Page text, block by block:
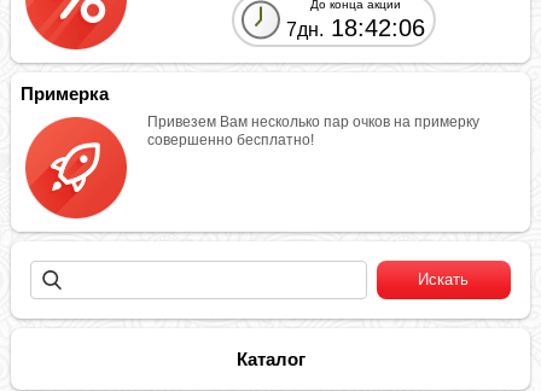
До конца акции
7дн. 18:42:06
Примерка
Привезем Вам несколько пар очков на примерку
совершенно бесплатно!
Каталог